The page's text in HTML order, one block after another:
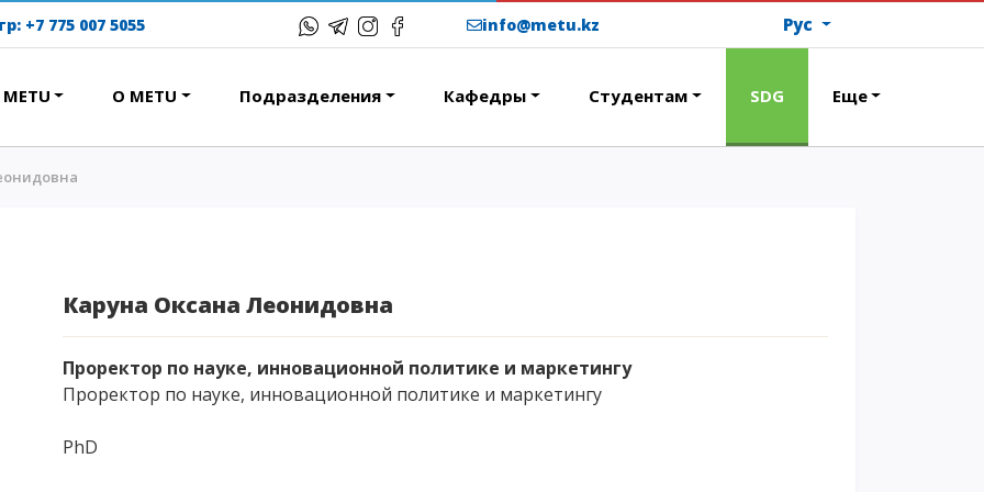
программа АССА
и общежития
studying
Магистратура
Докторантура
Второе высшее
+7 775 007 5055 info@metu.kz Рус
О METU Подразделения Кафедры Студентам SDG Еще
Каруна Оксана Леонидовна
Проректор по науке, инновационной политике и маркетингу
Проректор по науке, инновационной политике и маркетингу
PhD